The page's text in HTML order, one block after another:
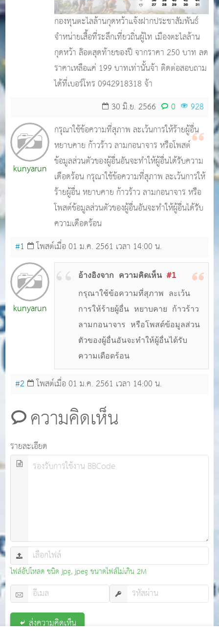
กองทุนตะไลล้านกุดหว้าแจ้งฝากประชาสัมพันธ์
จำหน่ายเสื้อที่ระลึกเที่ยวถิ่นผู้ไท เมืองตะไลล้าน
กุดหว้า ล๊อตสุดท้ายของปี จากราคา 250 บาท ลด
ราคาเหลือแค่ 199 บาทเท่านั้นจ้า ติดต่อสอบถาม
ได้ที่เบอร์โทร 0942918318 จ้า
30 มิ.ย. 2566
0 928
kunyarun
กรุณาใช้ข้อความที่สุภาพ ละเว้นการให้ร้ายผู้อื่น
หยาบคาย ก้าวร้าว ลามกอนาจาร หรือโพสต์
ข้อมูลส่วนตัวของผู้อื่นอันจะทำให้ผู้อื่นได้รับความ
เดือดร้อน กรุณาใช้ข้อความที่สุภาพ ละเว้นการให้
ร้ายผู้อื่น หยาบคาย ก้าวร้าว ลามกอนาจาร หรือ
โพสต์ข้อมูลส่วนตัวของผู้อื่นอันจะทำให้ผู้อื่นได้รับ
ความเดือดร้อน
#1
โพสต์เมื่อ 01 ม.ค. 2561 เวลา 14:00 น.
kunyarun
อ้างอิงจาก ความคิดเห็น#1
กรุณาใช้ข้อความที่สุภาพ ละเว้น
การให้ร้ายผู้อื่น หยาบคาย ก้าวร้าว
ลามกอนาจาร หรือโพสต์ข้อมูลส่วน
ตัวของผู้อื่นอันจะทำให้ผู้อื่นได้รับ
ความเดือดร้อน
#2 โพสต์เมื่อ 01 ม.ค. 2561 เวลา 14:00 น.
ความคิดเห็น
รายละเอียด
ไฟล์อัปโหลด ชนิด jpg, jpeg ขนาดไฟล์ไม่เกิน 2M
ส่งความคิดเห็น